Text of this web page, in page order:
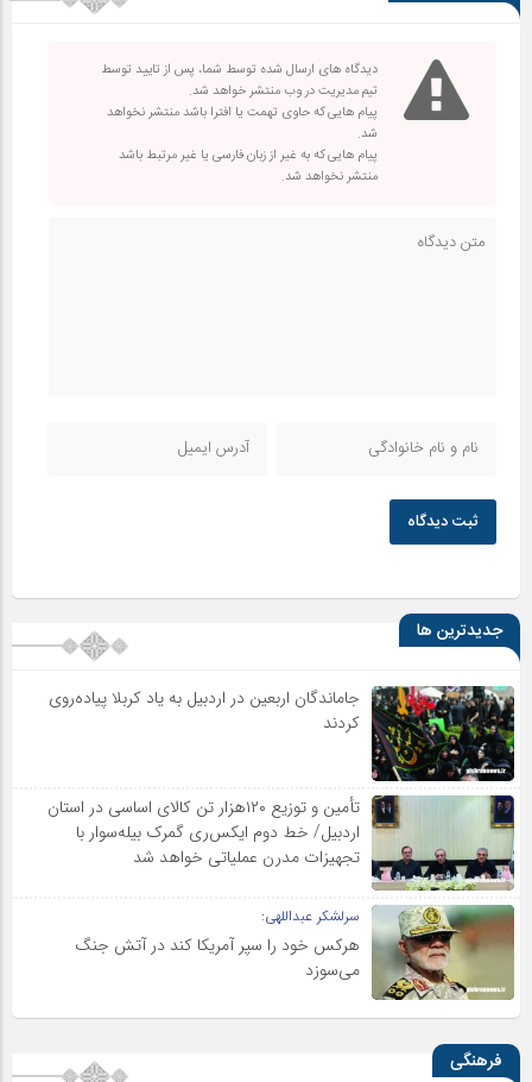
دیدگاه های ارسال شده توسط شما، پس از تایید توسط
تیم مدیریت در وب منتشر خواهد شد.
پیام هایی که حاوی تهمت یا افترا باشد منتشر نخواهد
شد.
پیام هایی که به غیر از زبان فارسی یا غیر مرتبط باشد
منتشر نخواهد شد.
ثبت دیدگاه
جدیدترین ها
جاماندگان اربعین در اردبیل به یاد کربلا پیاده‌روی
کردند
تأمین و توزیع ۱۲۰هزار تن کالای اساسی در استان
اردبیل/ خط دوم ایکس‌ری گمرک بیله‌سوار با
تجهیزات مدرن عملیاتی خواهد شد
سرلشکر عبداللهی:
هرکس خود را سپر آمریکا کند در آتش جنگ
می‌سوزد
فرهنگی